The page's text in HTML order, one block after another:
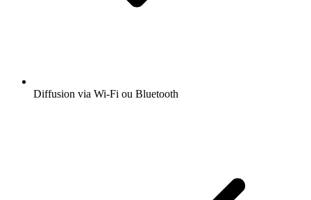
Diffusion via Wi-Fi ou Bluetooth